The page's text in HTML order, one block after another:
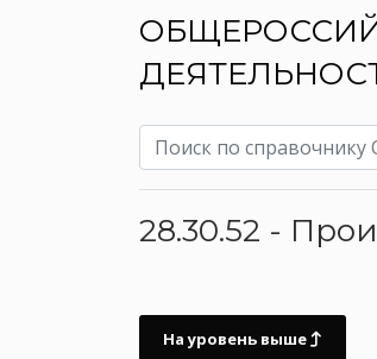
28.30.52 -
На уровень выше